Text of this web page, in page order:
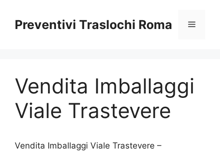
contenuto
Preventivi Traslochi Roma Menu
Vendita Imballaggi
Viale Trastevere
Vendita Imballaggi Viale Trastevere –